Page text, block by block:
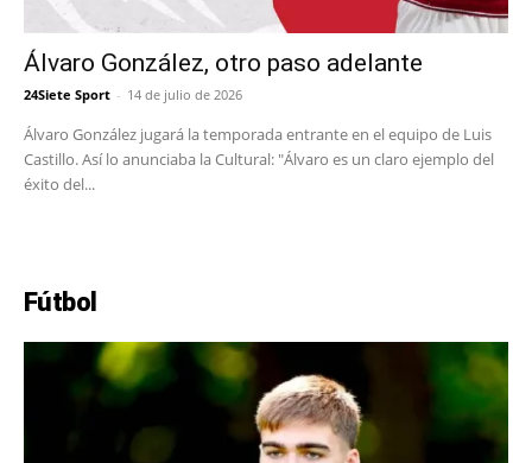
Álvaro González, otro paso adelante
24Siete Sport - 14 de julio de 2026
Álvaro González jugará la temporada entrante en el equipo de Luis
Castillo. Así lo anunciaba la Cultural: "Álvaro es un claro ejemplo del
éxito del...
Fútbol